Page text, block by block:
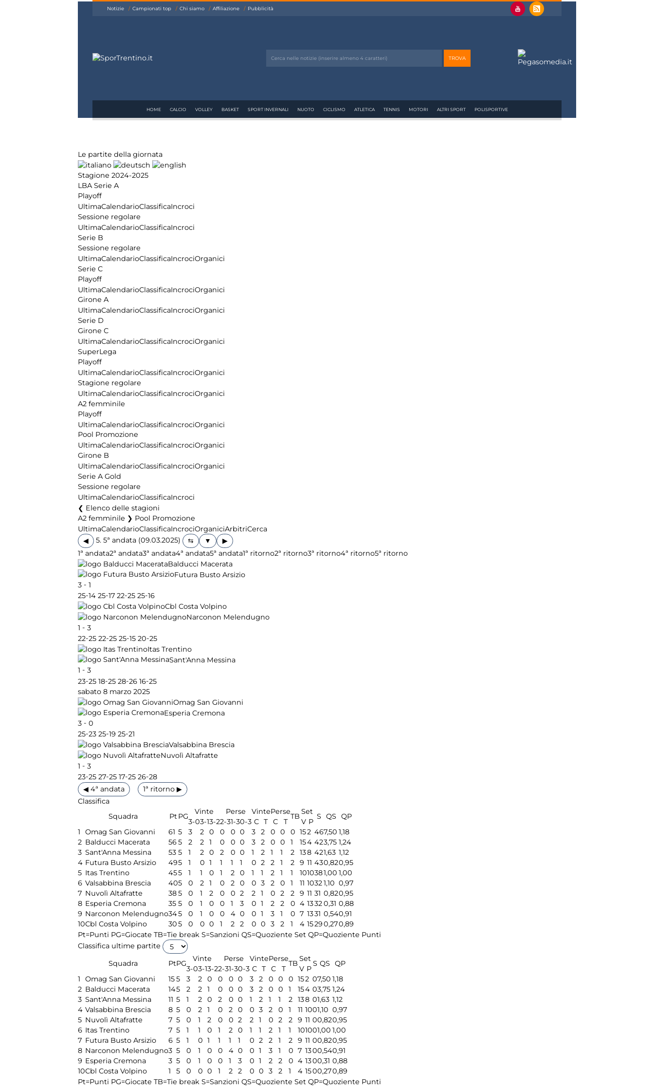
Notizie Campionati top Chi siamo Affiliazione Pubblicità
HOME CALCIO VOLLEY BASKET SPORT INVERNALI NUOTO CICLISMO ATLETICA TENNIS MOTORI ALTRI SPORT POLISPORTIVE
Le partite della giornata
Stagione 2024-2025
LBA Serie A
Playoff
UltimaCalendarioClassificaIncroci
Sessione regolare
UltimaCalendarioClassificaIncroci
Serie B
Sessione regolare
UltimaCalendarioClassificaIncrociOrganici
Serie C
Playoff
UltimaCalendarioClassificaIncrociOrganici
Girone A
UltimaCalendarioClassificaIncrociOrganici
Serie D
Girone C
UltimaCalendarioClassificaIncrociOrganici
SuperLega
Playoff
UltimaCalendarioClassificaIncrociOrganici
Stagione regolare
UltimaCalendarioClassificaIncrociOrganici
A2 femminile
Playoff
UltimaCalendarioClassificaIncrociOrganici
Pool Promozione
UltimaCalendarioClassificaIncrociOrganici
Girone B
UltimaCalendarioClassificaIncrociOrganici
Serie A Gold
Sessione regolare
UltimaCalendarioClassificaIncroci
Elenco delle stagioni
A2 femminile ❯ Pool Promozione
UltimaCalendarioClassificaIncrociOrganiciArbitriCerca
◀
5. 5ª andata (09.03.2025)
▶
1ª andata2ª andata3ª andata4ª andata5ª andata1ª ritorno2ª ritorno3ª ritorno4ª ritorno5ª ritorno
Balducci Macerata
Futura Busto Arsizio
3 - 1
25-14 25-17 22-25 25-16
Cbl Costa Volpino
Narconon Melendugno
1 - 3
22-25 22-25 25-15 20-25
Itas Trentino
Sant'Anna Messina
1 - 3
23-25 18-25 28-26 16-25
sabato 8 marzo 2025
Omag San Giovanni
Esperia Cremona
3 - 0
25-23 25-19 25-21
Valsabbina Brescia
Nuvolì Altafratte
1 - 3
23-25 27-25 17-25 26-28
◀ 4ª andata
1ª ritorno ▶
Classifica
Squadra
PtPG
Vinte Perse VintePerse
TB
Set
S QS QP
3-03-13-22-31-30-3 C T C T V P
1
Omag San Giovanni 61 5 3 2 0 0 0 0 3 2 0 0 0 152 467,50 1,18
2 Balducci Macerata 565 2 2 1 0 0 0 3 2 0 0 1 154 423,75 1,24
3 Sant'Anna Messina 53 5 1 2 0 2 0 0 1 2 1 1 2 138 421,63 1,12
4 Futura Busto Arsizio 495 1 0 1 1 1 1 0 2 2 1 2 9 11 430,820,95
5 Itas Trentino 455 1 1 0 1 2 0 1 1 2 1 1 1010381,00 1,00
6 Valsabbina Brescia 405 0 2 1 0 2 0 0 3 2 0 1 11 10321,10 0,97
7 Nuvolì Altafratte 385 0 1 2 0 0 2 2 1 0 2 2 9 11 31 0,820,95
8 Esperia Cremona 35 5 0 1 0 0 1 3 0 1 2 2 0 4 13320,31 0,88
9 Narconon Melendugno345 0 1 0 0 4 0 0 1 3 1 0 7 1331 0,540,91
10Cbl Costa Volpino 305 0 0 0 1 2 2 0 0 3 2 1 4 15290,270,89
Pt=Punti PG=Giocate TB=Tie break S=Sanzioni QS=Quoziente Set QP=Quoziente Punti
Classifica ultime partite
Squadra
PtPG
Vinte Perse VintePerse
TB
Set
S QS QP
3-03-13-22-31-30-3 C T C T V P
1
Omag San Giovanni 155 3 2 0 0 0 0 3 2 0 0 0 152 07,50 1,18
2 Balducci Macerata 145 2 2 1 0 0 0 3 2 0 0 1 154 03,75 1,24
3 Sant'Anna Messina 11 5 1 2 0 2 0 0 1 2 1 1 2 138 01,63 1,12
4 Valsabbina Brescia 8 5 0 2 1 0 2 0 0 3 2 0 1 11 1001,10 0,97
5 Nuvolì Altafratte 7 5 0 1 2 0 0 2 2 1 0 2 2 9 11 00,820,95
6 Itas Trentino 7 5 1 1 0 1 2 0 1 1 2 1 1 101001,00 1,00
7 Futura Busto Arsizio 6 5 1 0 1 1 1 1 0 2 2 1 2 9 11 00,820,95
8 Narconon Melendugno3 5 0 1 0 0 4 0 0 1 3 1 0 7 1300,540,91
9 Esperia Cremona 3 5 0 1 0 0 1 3 0 1 2 2 0 4 1300,31 0,88
10Cbl Costa Volpino 1 5 0 0 0 1 2 2 0 0 3 2 1 4 1500,270,89
Pt=Punti PG=Giocate TB=Tie break S=Sanzioni QS=Quoziente Set QP=Quoziente Punti